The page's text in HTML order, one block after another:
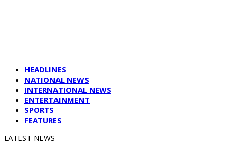
HEADLINES
NATIONAL NEWS
INTERNATIONAL NEWS
ENTERTAINMENT
SPORTS
FEATURES
LATEST NEWS